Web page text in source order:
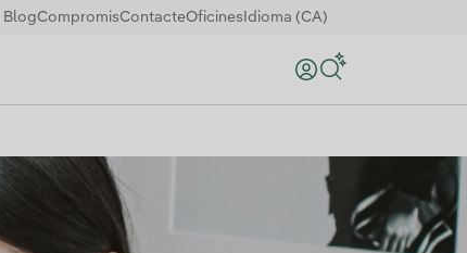
BlogCompromisContacteOficines Idioma (CA)
Search